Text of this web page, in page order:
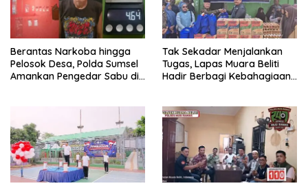
Berantas Narkoba hingga
Pelosok Desa, Polda Sumsel
Amankan Pengedar Sabu di
Tak Sekadar Menjalankan
Tugas, Lapas Muara Beliti
Hadir Berbagi Kebahagiaan